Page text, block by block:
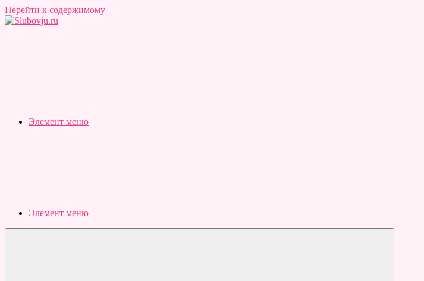
Перейти к содержимому
Элемент меню
Элемент меню